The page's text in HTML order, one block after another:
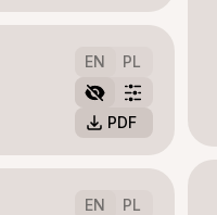
EN PL
PDF
EN PL